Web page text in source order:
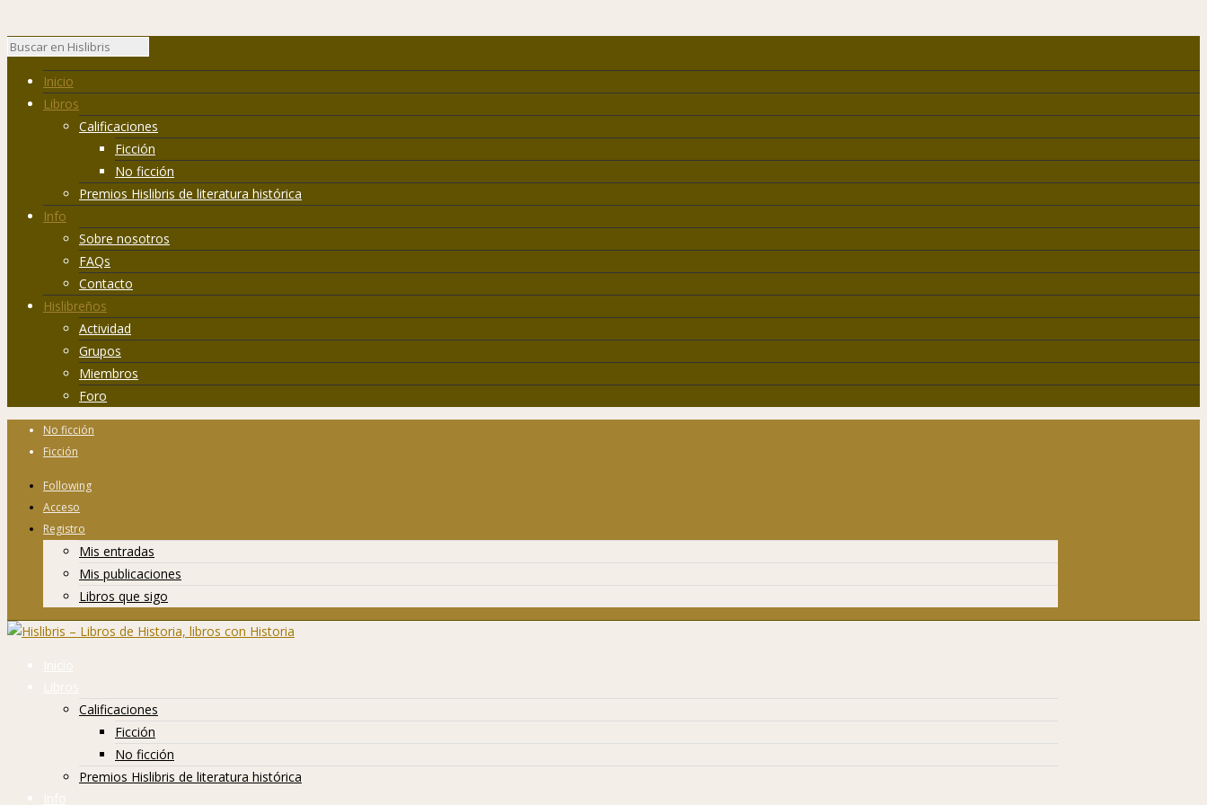
Inicio
Libros
Calificaciones
Ficción
No ficción
Premios Hislibris de literatura histórica
Info
Sobre nosotros
FAQs
Contacto
Hislibreños
Actividad
Grupos
Miembros
Foro
No ficción
Ficción
Following
Acceso
Registro
Mis entradas
Mis publicaciones
Libros que sigo
Inicio
Libros
Calificaciones
Ficción
No ficción
Premios Hislibris de literatura histórica
Info